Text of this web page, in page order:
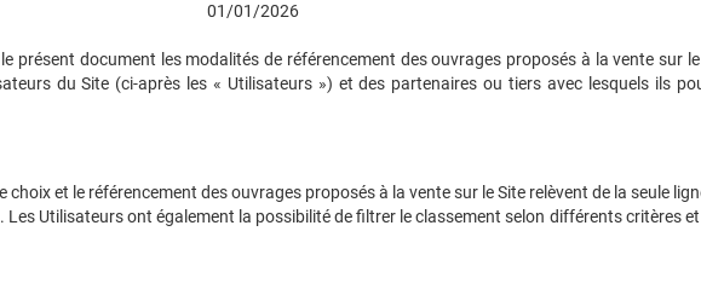
01/01/2026
présent document les modalités de référencement des ouvrages proposés à la vente sur
du Site (ci-après les « Utilisateurs ») et des partenaires ou tiers avec lesquels ils
et le référencement des ouvrages proposés à la vente sur le Site relèvent de la seule
Utilisateurs ont également la possibilité de filtrer le classement selon différents critères